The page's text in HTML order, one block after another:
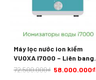
Máy lọc nước ion kiềm
VUOXA I7000 – Liên bang
Nga
72.500.000₫ 58.000.000₫